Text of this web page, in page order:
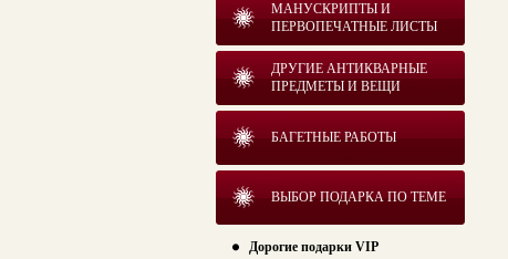
МАНУСКРИПТЫ И
ПЕРВОПЕЧАТНЫЕ ЛИСТЫ
ДРУГИЕ АНТИКВАРНЫЕ
ПРЕДМЕТЫ И ВЕЩИ
БАГЕТНЫЕ РАБОТЫ
ВЫБОР ПОДАРКА ПО ТЕМЕ
Дорогие подарки VIP